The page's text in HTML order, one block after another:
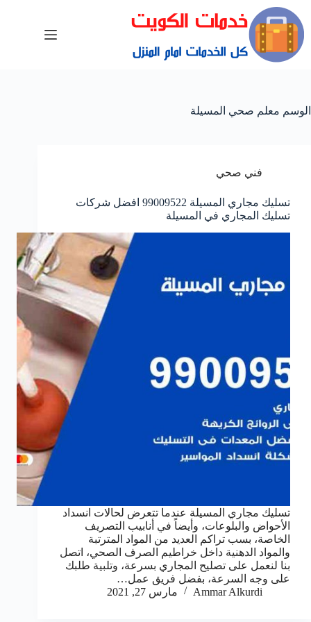
الوسم معلم صحي المسيلة
فني صحي
تسليك مجاري المسيلة 99009522 افضل شركات
تسليك المجاري في المسيلة
تسليك مجاري المسيلة عندما تتعرض لحالات انسداد
الأحواض والبلوعات، وأيضاً في أنابيب التصريف
الخاصة، بسب تراكم العديد من المواد المترتبة
والمواد الدهنية داخل خراطيم الصرف الصحي، اتصل
بنا لنعمل على تصليح المجاري بسرعة، وتلبية طلبك
على وجه السرعة، بفضل فريق عمل…
Ammar Alkurdi
مارس 27, 2021